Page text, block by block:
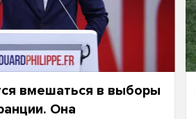
вмешаться в выборы
Она